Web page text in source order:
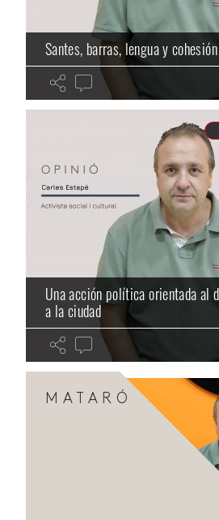
Santes, barras, lengua y
Una acción política orientada al
a la ciudad
MATARÓ